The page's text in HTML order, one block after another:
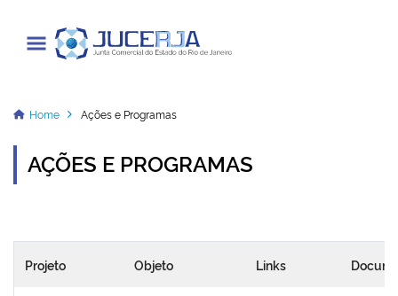
Cadastrar / Acessar
Transparência
Home Ações e Programas
AÇÕES E PROGRAMAS
Projeto Objeto Links